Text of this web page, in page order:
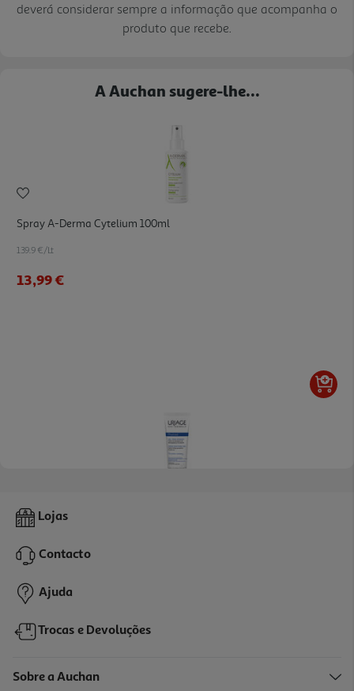
deverá considerar sempre a informação que acompanha o
produto que recebe.
A Auchan sugere-lhe...
Spray A-Derma Cytelium 100ml
139.9 €/Lt
13,99 €
Gel Uriage Pruriced Fre Apaziguante 100ml
17,21 €
Lojas
Contacto
Ajuda
Trocas e Devoluções
Sobre a Auchan